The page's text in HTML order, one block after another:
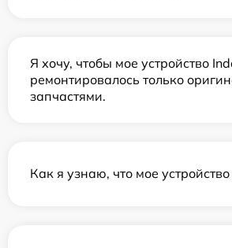
Я хочу, чтобы мое устройство
ремонтировалось только
запчастями.
Как я узнаю, что мое устройство